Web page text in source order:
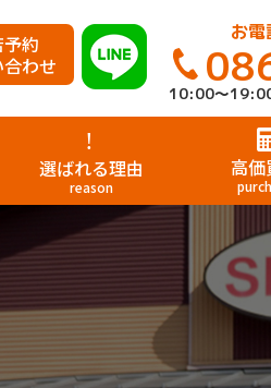
約
わせ
お電
10:00～
選ばれる理由
reason
高価